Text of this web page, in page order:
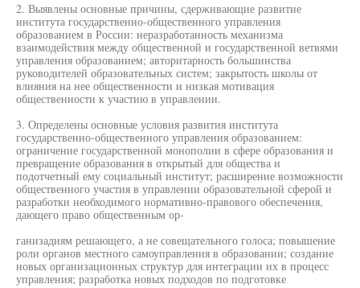
2. Выявлены основные причины, сдерживающие развитие
института государственно-общественного управления
образованием в России: неразработанность механизма
взаимодействия между общественной и государственной ветвями
управления образованием; авторитарность большинства
руководителей образовательных систем; закрытость школы от
влияния на нее общественности и низкая мотивация
общественности к участию в управлении.
3. Определены основные условия развития института
государственно-общественного управления образованием:
ограничение государственной монополии в сфере образования и
превращение образования в открытый для общества и
подотчетный ему социальный институт; расширение возможности
общественного участия в управлении образовательной сферой и
разработки необходимого нормативно-правового обеспечения,
дающего право общественным ор-
ганизадиям решающего, а не совещательного голоса; повышение
роли органов местного самоуправления в образовании; создание
новых организационных структур для интеграции их в процесс
управления; разработка новых подходов по подготовке